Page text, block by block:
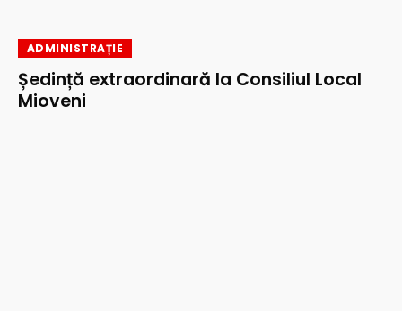
ADMINISTRAȚIE
Ședință extraordinară la Consiliul Local
Mioveni